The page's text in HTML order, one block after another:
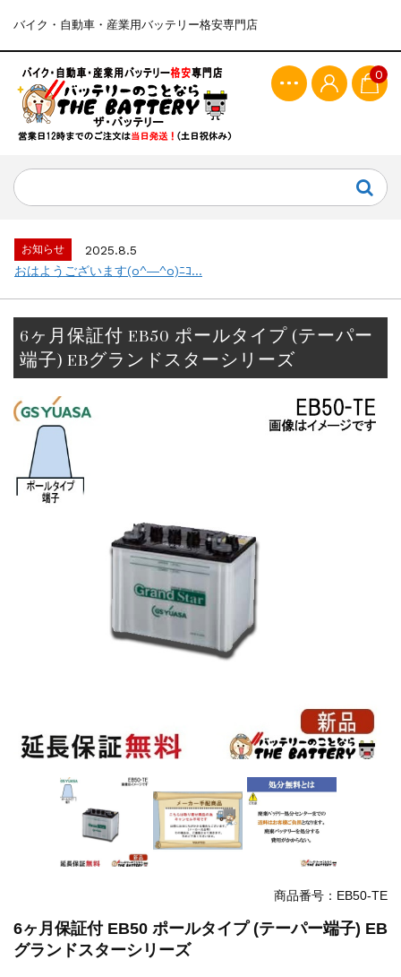
バイク・自動車・産業用バッテリー格安専門店
0
お知らせ
2025.8.5
おはようございます(o^―^o)ﾆｺ...
6ヶ月保証付 EB50 ポールタイプ (テーパー
端子) EBグランドスターシリーズ
商品番号：EB50-TE
6ヶ月保証付 EB50 ポールタイプ (テーパー端子) EB
グランドスターシリーズ